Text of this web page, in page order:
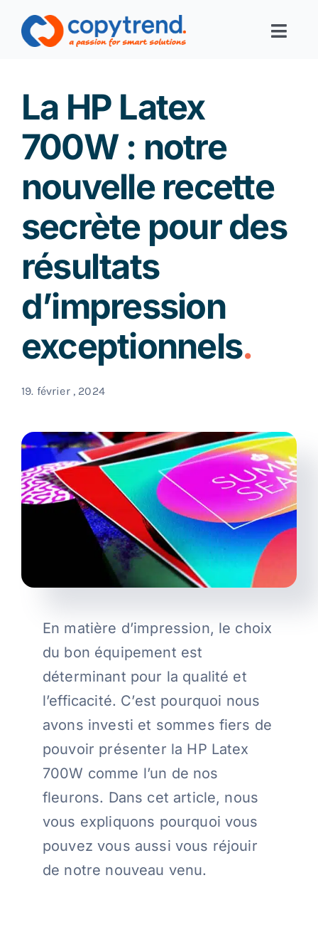
Corporate Solutions
Filiales
Links
Contact
Français
La HP Latex
700W : notre
nouvelle recette
secrète pour des
résultats
d’impression
exceptionnels
19. février , 2024
En matière d’impression, le choix
du bon équipement est
déterminant pour la qualité et
l’efficacité. C’est pourquoi nous
avons investi et sommes fiers de
pouvoir présenter la HP Latex
700W comme l’un de nos
fleurons. Dans cet article, nous
vous expliquons pourquoi vous
pouvez vous aussi vous réjouir
de notre nouveau venu.